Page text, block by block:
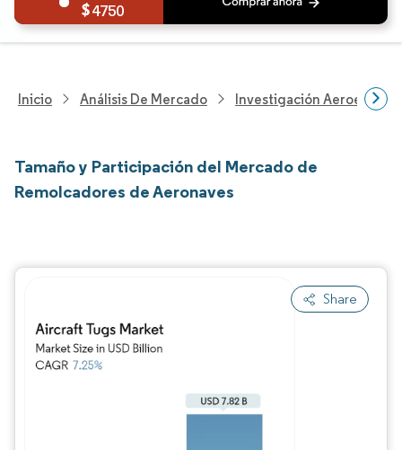
4750
Inicio Análisis De Mercado Investigación
Tamaño y Participación del Mercado de
Remolcadores de Aeronaves
Share